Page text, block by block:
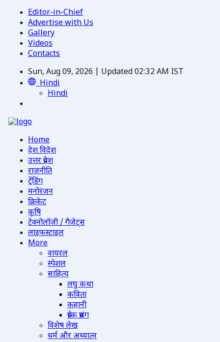
Editor-in-Chief
Advertise with Us
Gallery
Videos
Contacts
Sun, Aug 09, 2026 | Updated 02:32 AM IST
Hindi
Hindi
Home
देश विदेश
उत्तर प्रदेश
राजनीति
ट्रेंडिंग
मनोरंजन
क्रिकेट
कृषि
टेक्नोलॉजी / गैजेट्स
लाइफस्टाइल
More
वायरल
स्पेशल
साहित्य
लघु कथा
कविता
कहानी
प्रेरक प्रसंग
विशेष लेख
धर्म और अध्यात्म